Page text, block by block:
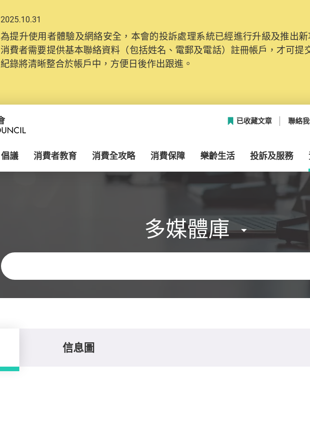
2025.10.31
為提升使用者體驗及網絡安全，本會的投訴處理系統已經進行升級及推出
消費者需要提供基本聯絡資料（包括姓名、電郵及電話）註冊帳戶，才可提
紀錄將清晰整合於帳戶中，方便日後作出跟進。
已收藏文章 聯絡
倡議 消費者教育 消費全攻略 消費保障 樂齡生活 投訴及服務
多媒體庫
關鍵字
信息圖